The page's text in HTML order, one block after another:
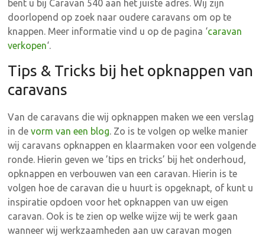
bent u bij Caravan 540 aan het juiste adres. Wij zijn
doorlopend op zoek naar oudere caravans om op te
knappen. Meer informatie vind u op de pagina ‘caravan
verkopen‘.
Tips & Tricks bij het opknappen van
caravans
Van de caravans die wij opknappen maken we een verslag
in devorm van een blog. Zo is te volgen op welke manier
wij caravans opknappen en klaarmaken voor een volgende
ronde. Hierin geven we ’tips en tricks’ bij het onderhoud,
opknappen en verbouwen van een caravan. Hierin is te
volgen hoe de caravan die u huurt is opgeknapt, of kunt u
inspiratie opdoen voor het opknappen van uw eigen
caravan. Ook is te zien op welke wijze wij te werk gaan
wanneer wij werkzaamheden aan uw caravan mogen